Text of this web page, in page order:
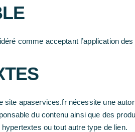
comme acceptant l’application
site apaservices.fr nécessite une
du contenu ainsi que des
ou tout autre type de lien.